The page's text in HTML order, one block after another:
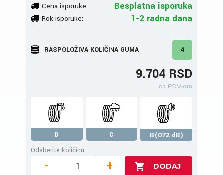
Cena isporuke: Besplatna isporuka
Rok isporuke: 1-2 radna dana
RASPOLOŽIVA KOLIČINA GUMA 4
9.704 RSD
sa PDV-om
D C
B(072 dB)
Odaberite količinu
- +